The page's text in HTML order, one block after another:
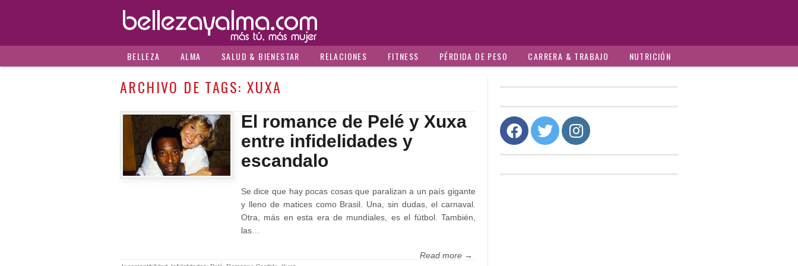
BELLEZA ALMA SALUD & BIENESTAR RELACIONES FITNESS PÉRDIDA DE PESO CARRERA & TRABAJO NUTRICIÓN
ARCHIVO DE TAGS: XUXA
El romance de Pelé y Xuxa
entre infidelidades y
escandalo
Se dice que hay pocas cosas que paralizan a un país gigante
y lleno de matices como Brasil. Una, sin dudas, el carnaval.
Otra, más en esta era de mundiales, es el fútbol. También,
las…
Read more →